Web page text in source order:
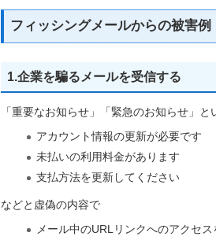
フィッシングメールからの被害例
1.企業を騙るメールを受信する
「重要なお知らせ」「緊急のお知らせ」
アカウント情報の更新が必要です
未払いの利用料金があります
支払方法を更新してください
などと虚偽の内容で
メール中のURLリンクへのアクセス